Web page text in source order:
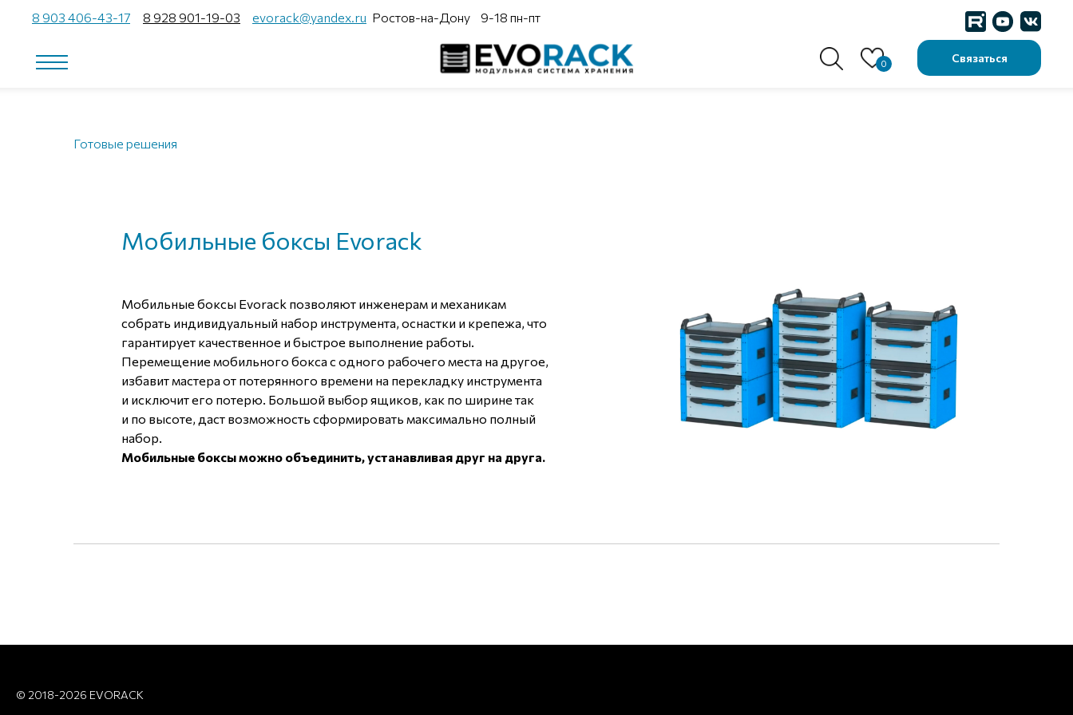
8 903 406-43-17
Связаться
Ростов-на-Дону
evorack@yandex.ru 9-18 пн-пт
8 928 901-19-03
0
Готовые решения
Мобильные боксы Evorack
Мобильные боксы Evorack позволяют инженерам и механикам
собрать индивидуальный набор инструмента, оснастки и крепежа, что
гарантирует качественное и быстрое выполнение работы.
Перемещение мобильного бокса с одного рабочего места на другое,
избавит мастера от потерянного времени на перекладку инструмента
и исключит его потерю. Большой выбор ящиков, как по ширине так
и по высоте, даст возможность сформировать максимально полный
набор.
Мобильные боксы можно объединить, устанавливая друг на друга.
© 2018-2026 EVORACK